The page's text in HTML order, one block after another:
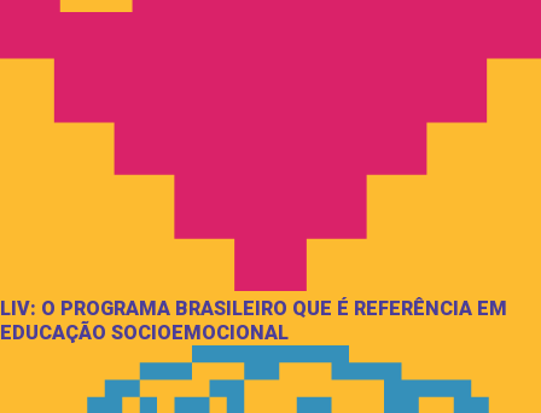
LIV: O PROGRAMA BRASILEIRO QUE É REFERÊNCIA EM
EDUCAÇÃO SOCIOEMOCIONAL